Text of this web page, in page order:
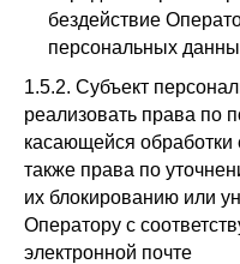
бездействие
персональных
1.5.2. Субъект
реализовать права по
касающейся
также права по
их блокированию или
Оператору с
электронной почте